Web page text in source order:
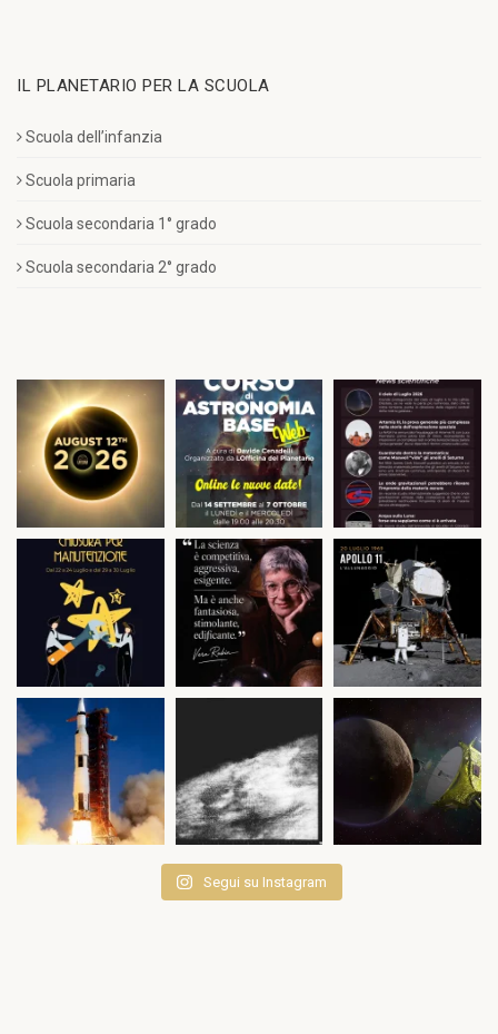
IL PLANETARIO PER LA SCUOLA
Scuola dell’infanzia
Scuola primaria
Scuola secondaria 1° grado
Scuola secondaria 2° grado
Segui su Instagram